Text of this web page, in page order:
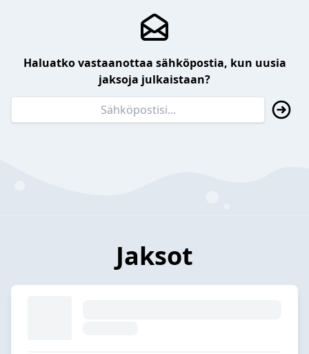
Haluatko vastaanottaa sähköpostia, kun uusia
jaksoja julkaistaan?
Jaksot